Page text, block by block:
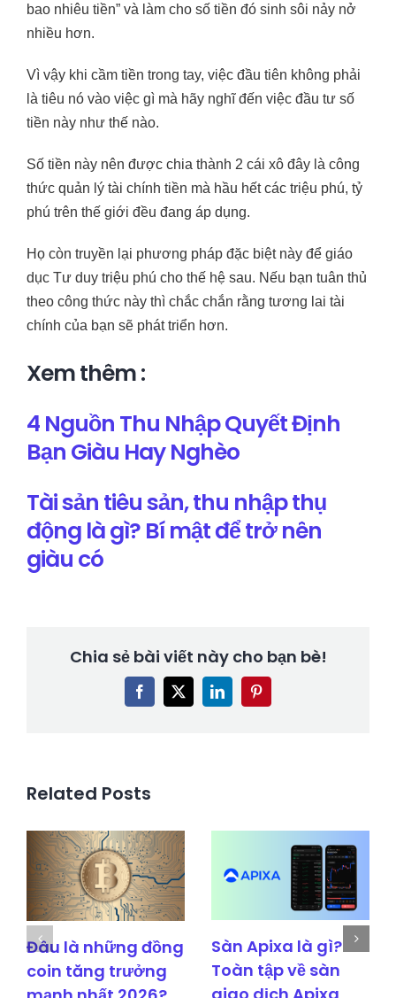
bao nhiêu tiền” và làm cho số tiền đó sinh sôi nảy nở
nhiều hơn.
Vì vậy khi cầm tiền trong tay, việc đầu tiên không phải
là tiêu nó vào việc gì mà hãy nghĩ đến việc đầu tư số
tiền này như thế nào.
Số tiền này nên được chia thành 2 cái xô đây là công
thức quản lý tài chính tiền mà hầu hết các triệu phú, tỷ
phú trên thế giới đều đang áp dụng.
Họ còn truyền lại phương pháp đặc biệt này để giáo
dục Tư duy triệu phú cho thế hệ sau. Nếu bạn tuân thủ
theo công thức này thì chắc chắn rằng tương lai tài
chính của bạn sẽ phát triển hơn.
Xem thêm :
4 Nguồn Thu Nhập Quyết Định
Bạn Giàu Hay Nghèo
Tài sản tiêu sản, thu nhập thụ
động là gì? Bí mật để trở nên
giàu có
Chia sẻ bài viết này cho bạn bè!
Facebook
X LinkedInPinterest
Related Posts
Đâu là những đồng
coin tăng trưởng
Sàn Apixa là gì?
Toàn tập về sàn